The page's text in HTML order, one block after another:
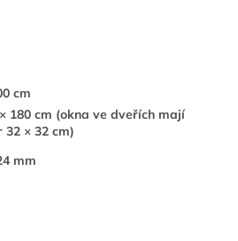
cm
180 cm (okna ve dveřích mají
32 × 32 cm)
mm